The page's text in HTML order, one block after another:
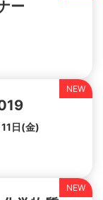
ー
日(金)